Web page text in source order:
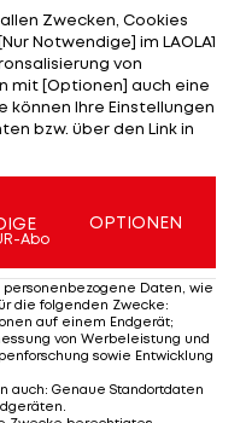
Viertels sichert
Leitner, der
wird zum
gut gespielt und
die Kanadier
Zwecken, Cookies
Notwendige] im LAOLA1
von
mit [Optionen] auch eine
können Ihre Einstellungen
bzw. über den Link in
Abo
OPTIONEN
Daten, wie
die folgenden Zwecke:
auf einem Endgerät;
von Werbeleistung und
sowie Entwicklung
auch: Genaue Standortdaten
.